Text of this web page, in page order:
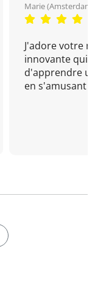
Marie (Amsterdam,
J'adore votre
innovante qui
d'apprendre
en s'amusant !